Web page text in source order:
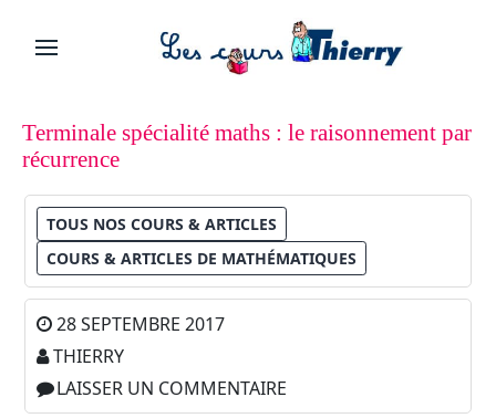
Terminale spécialité maths : le raisonnement par
récurrence
TOUS NOS COURS & ARTICLES
COURS & ARTICLES DE MATHÉMATIQUES
28 SEPTEMBRE 2017
THIERRY
LAISSER UN COMMENTAIRE